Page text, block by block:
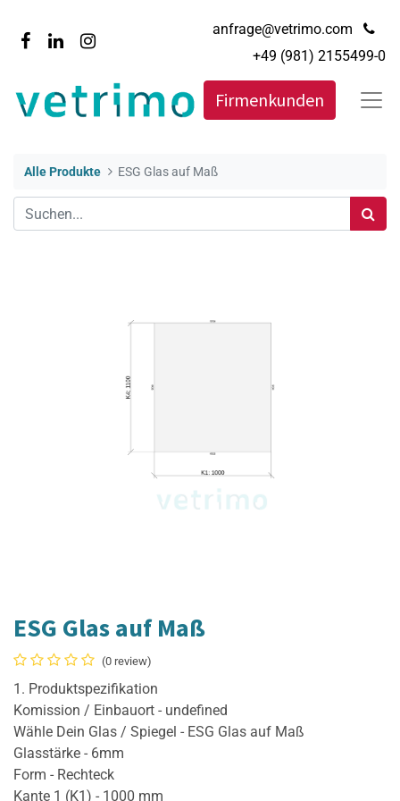
anfrage@vetrimo.com
+49 (981) 2155499-0
Firmenkunden
Alle Produkte ESG Glas auf Maß
ESG Glas auf Maß
(0 review)
1. Produktspezifikation
Komission / Einbauort - undefined
Wähle Dein Glas / Spiegel - ESG Glas auf Maß
Glasstärke - 6mm
Form - Rechteck
Kante 1 (K1) - 1000 mm